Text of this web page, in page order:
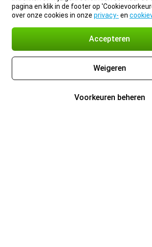
pagina en klik in de footer op
over onze cookies in onze privacy- en
Accepteren
Weigeren
Voorkeuren beheren